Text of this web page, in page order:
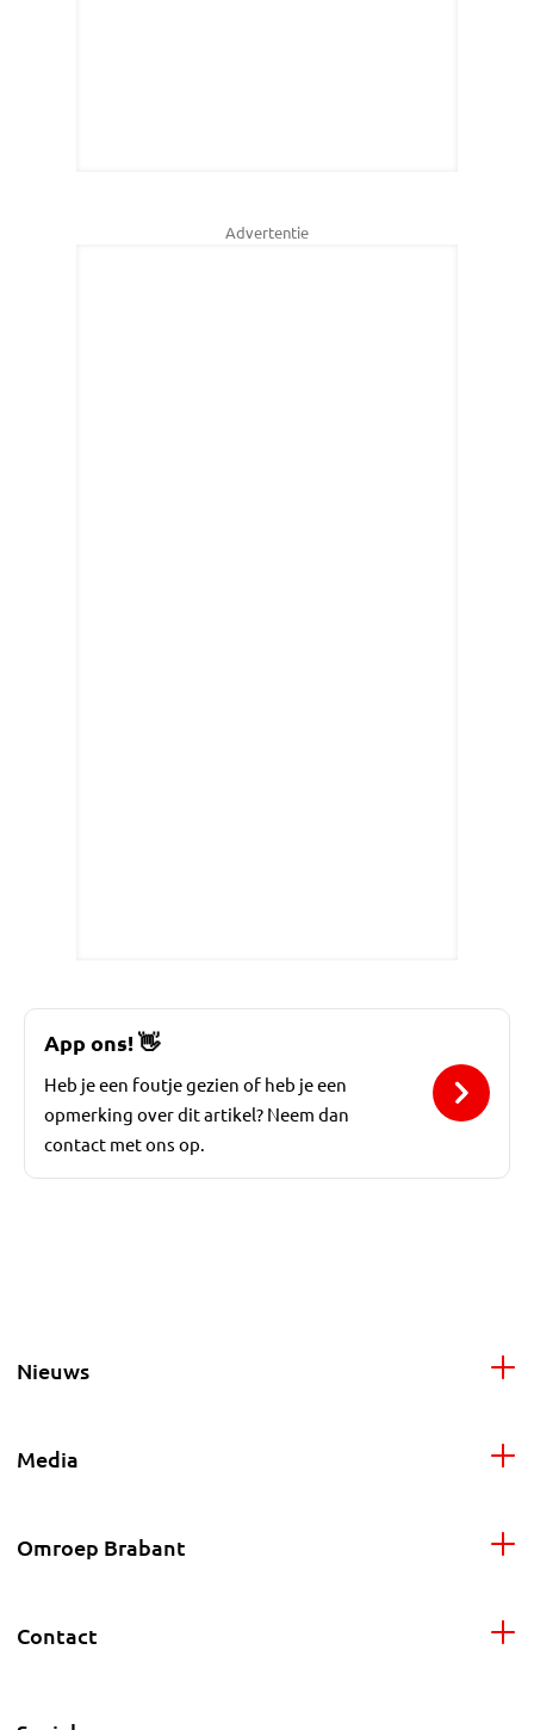
Advertentie
App ons! 👋
Heb je een foutje gezien of heb je een
opmerking over dit artikel? Neem dan
contact met ons op.
Nieuws
Media
Omroep Brabant
Contact